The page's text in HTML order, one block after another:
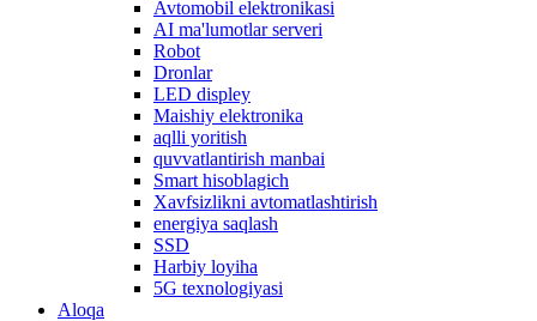
Avtomobil elektronikasi
AI ma'lumotlar serveri
Robot
Dronlar
LED displey
Maishiy elektronika
aqlli yoritish
quvvatlantirish manbai
Smart hisoblagich
Xavfsizlikni avtomatlashtirish
energiya saqlash
SSD
Harbiy loyiha
5G texnologiyasi
Aloqa